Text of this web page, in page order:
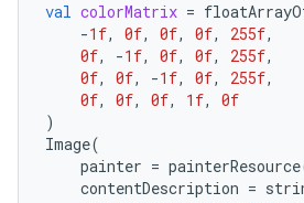
val colorMatrix =
-1f, 0f, 0f, 0f, 255f,
0f, -1f, 0f, 0f, 255f,
0f, 0f, -1f, 0f, 255f,
0f, 0f, 0f, 1f,
0f
)
Image(
painter = painterResource
contentDescription =